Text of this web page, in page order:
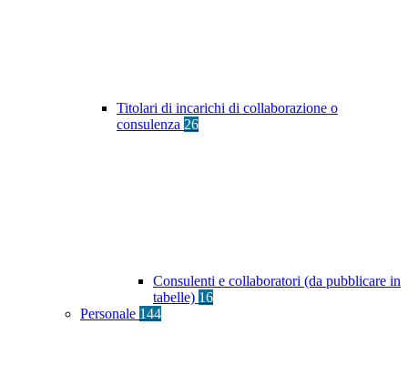
Titolari di incarichi di collaborazione o
consulenza 26
Consulenti e collaboratori (da pubblicare in
tabelle) 16
Personale 144